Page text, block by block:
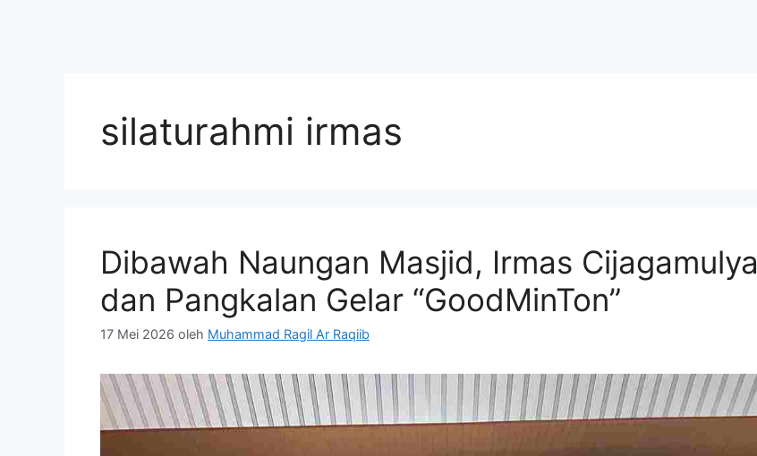
silaturahmi irmas
Dibawah Naungan Masjid, Irmas Cijagamulya
dan Pangkalan Gelar “GoodMinTon”
17 Mei 2026 oleh Muhammad Ragil Ar Raqiib